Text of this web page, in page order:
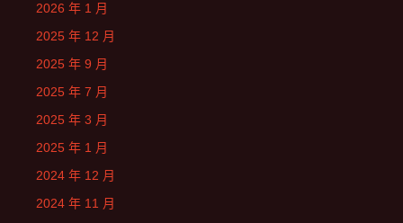
2026 年 1 月
2025 年 12 月
2025 年 9 月
2025 年 7 月
2025 年 3 月
2025 年 1 月
2024 年 12 月
2024 年 11 月